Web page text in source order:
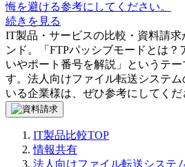
悔を避ける参考にしてください。
続きを見る
IT製品・サービスの比較・資料請
ンド。「 FTPパッシブモードとは？
いやポート番号を解説 」というテ
す。 法人向けファイル転送システム
いる企業様は、ぜひ参考にしてくだ
IT製品比較TOP
情報共有
法人向けファイル転送システ